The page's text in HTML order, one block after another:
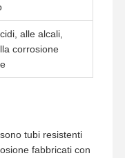
Notizie
alle alcali,
corrosione
tubi resistenti
fabbricati con